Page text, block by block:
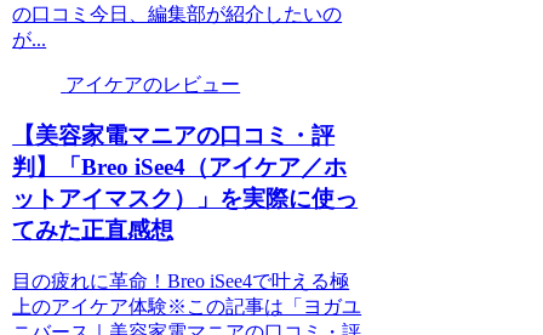
の口コミ今日、編集部が紹介したいの
が...
アイケアのレビュー
【美容家電マニアの口コミ・評
判】「Breo iSee4（アイケア／ホ
ットアイマスク）」を実際に使っ
てみた正直感想
目の疲れに革命！Breo iSee4で叶える極
上のアイケア体験※この記事は「ヨガユ